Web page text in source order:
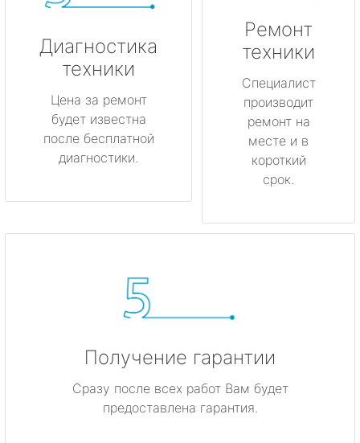
Диагностика
техники
Цена за ремонт
будет известна
после бесплатной
диагностики.
Ремонт
техники
Специалист
производит
ремонт на
месте и в
короткий
срок.
Получение гарантии
Сразу после всех работ Вам будет
предоставлена гарантия.